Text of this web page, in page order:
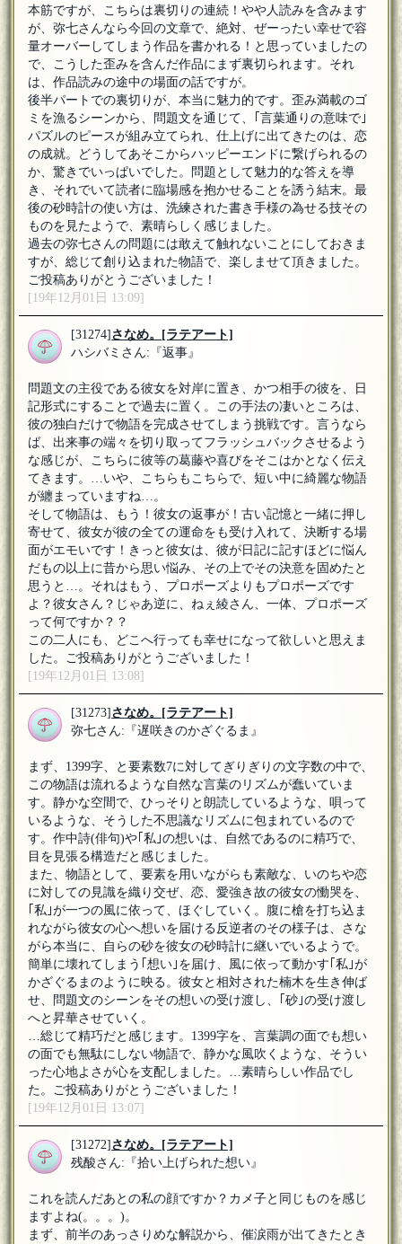
本筋ですが、こちらは裏切りの連続！やや人読みを含みます
が、弥七さんなら今回の文章で、絶対、ぜーったい幸せで容
量オーバーしてしまう作品を書かれる！と思っていましたの
で、こうした歪みを含んだ作品にまず裏切られます。それ
は、作品読みの途中の場面の話ですが。
後半パートでの裏切りが、本当に魅力的です。歪み満載のゴ
ミを漁るシーンから、問題文を通じて、｢言葉通りの意味で｣
パズルのピースが組み立てられ、仕上げに出てきたのは、恋
の成就。どうしてあそこからハッピーエンドに繋げられるの
か、驚きでいっぱいでした。問題として魅力的な答えを導
き、それでいて読者に臨場感を抱かせることを誘う結末。最
後の砂時計の使い方は、洗練された書き手様の為せる技その
ものを見たようで、素晴らしく感じました。
過去の弥七さんの問題には敢えて触れないことにしておきま
すが、総じて創り込まれた物語で、楽しませて頂きました。
ご投稿ありがとうございました！
[19年12月01日 13:09]
[31274]さなめ。 [ラテアート]
ハシバミさん:『返事』
問題文の主役である彼女を対岸に置き、かつ相手の彼を、日
記形式にすることで過去に置く。この手法の凄いところは、
彼の独白だけで物語を完成させてしまう挑戦です。言うなら
ば、出来事の端々を切り取ってフラッシュバックさせるよう
な感じが、こちらに彼等の葛藤や喜びをそこはかとなく伝え
てきます。…いや、こちらもこちらで、短い中に綺麗な物語
が纏まっていますね…。
そして物語は、もう！彼女の返事が！古い記憶と一緒に押し
寄せて、彼女が彼の全ての運命をも受け入れて、決断する場
面がエモいです！きっと彼女は、彼が日記に記すほどに悩ん
だもの以上に昔から思い悩み、その上でその決意を固めたと
思うと…。それはもう、プロポーズよりもプロポーズです
よ？彼女さん？じゃあ逆に、ねぇ綾さん、一体、プロポーズ
って何ですか？？
この二人にも、どこへ行っても幸せになって欲しいと思えま
した。ご投稿ありがとうございました！
[19年12月01日 13:08]
[31273]さなめ。 [ラテアート]
弥七さん:『遅咲きのかざぐるま』
まず、1399字、と要素数7に対してぎりぎりの文字数の中で、
この物語は流れるような自然な言葉のリズムが蠢いていま
す。静かな空間で、ひっそりと朗読しているような、唄って
いるような、そうした不思議なリズムに包まれているので
す。作中詩(俳句)や｢私｣の想いは、自然であるのに精巧で、
目を見張る構造だと感じました。
また、物語として、要素を用いながらも素敵な、いのちや恋
に対しての見識を織り交ぜ、恋、愛強き故の彼女の慟哭を、
｢私｣が一つの風に依って、ほぐしていく。腹に槍を打ち込ま
れながら彼女の心へ想いを届ける反逆者のその様子は、さな
がら本当に、自らの砂を彼女の砂時計に継いでいるようで。
簡単に壊れてしまう｢想い｣を届け、風に依って動かす｢私｣が
かざぐるまのように映る。彼女と相対された楠木を生き伸ば
せ、問題文のシーンをその想いの受け渡し、｢砂｣の受け渡し
へと昇華させていく。
…総じて精巧だと感じます。1399字を、言葉調の面でも想い
の面でも無駄にしない物語で、静かな風吹くような、そうい
った心地よさが心を支配しました。…素晴らしい作品でし
た。ご投稿ありがとうございました！
[19年12月01日 13:07]
[31272]さなめ。 [ラテアート]
残酸さん:『拾い上げられた想い』
これを読んだあとの私の顔ですか？カメ子と同じものを感じ
ますよね(。。。)。
まず、前半のあっさりめな解説から、催涙雨が出てきたとき